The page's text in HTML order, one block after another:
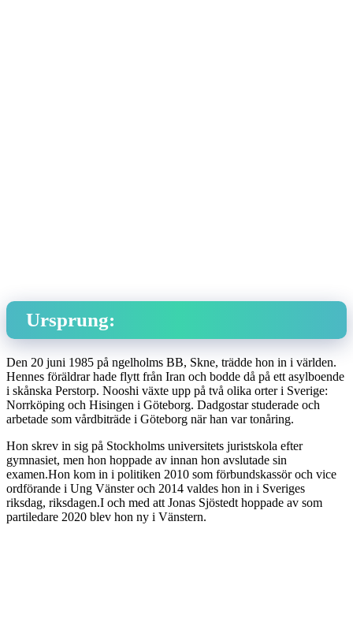
Ursprung:
Den 20 juni 1985 på ngelholms BB, Skne, trädde hon in i världen.
Hennes föräldrar hade flytt från Iran och bodde då på ett asylboende
i skånska Perstorp. Nooshi växte upp på två olika orter i Sverige:
Norrköping och Hisingen i Göteborg. Dadgostar studerade och
arbetade som vårdbiträde i Göteborg när han var tonåring.
Hon skrev in sig på Stockholms universitets juristskola efter
gymnasiet, men hon hoppade av innan hon avslutade sin
examen.Hon kom in i politiken 2010 som förbundskassör och vice
ordförande i Ung Vänster och 2014 valdes hon in i Sveriges
riksdag, riksdagen.I och med att Jonas Sjöstedt hoppade av som
partiledare 2020 blev hon ny i Vänstern.